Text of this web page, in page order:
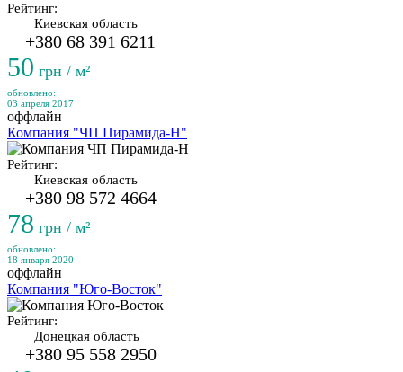
Рейтинг:
Киевская область
+380 68 391 6211
50 грн / м²
обновлено:
03 апреля 2017
оффлайн
Компания "ЧП Пирамида-Н"
Рейтинг:
Киевская область
+380 98 572 4664
78 грн / м²
обновлено:
18 января 2020
оффлайн
Компания "Юго-Восток"
Рейтинг:
Донецкая область
+380 95 558 2950